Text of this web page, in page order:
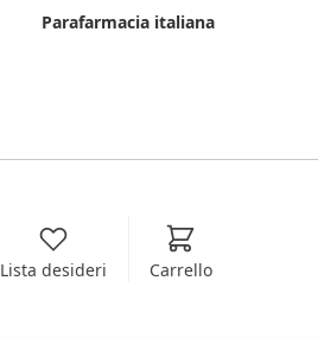
Parafarmacia italiana
Lista desideri Carrello